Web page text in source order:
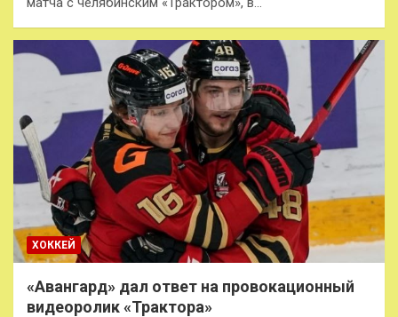
ХОККЕЙ
«Авангард» дал ответ на провокационный
видеоролик «Трактора»